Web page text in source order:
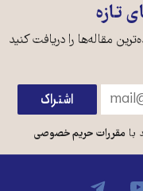
تازه
مقاله‌ها را دریافت کنید
بامقررات حریم خصوصی